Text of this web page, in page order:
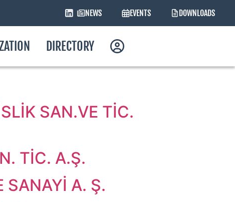
NEWS EVENTS DOWNLOADS
DIRECTORY
SAN.VE TİC.
TİC. A.Ş.
SANAYİ A. Ş.